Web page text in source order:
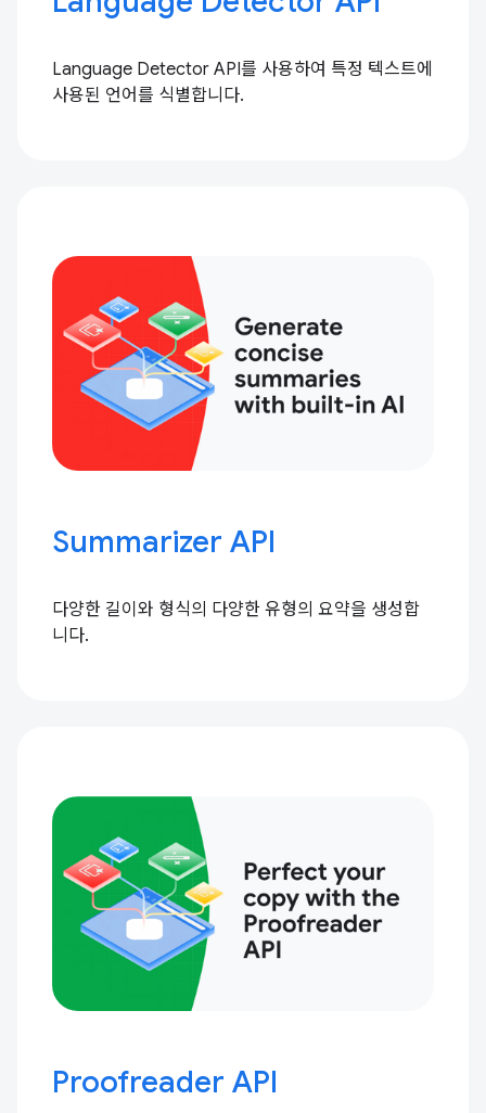
Language Detector API를 사용하여 특정 텍스트에
사용된 언어를 식별합니다.
Summarizer API
다양한 길이와 형식의 다양한 유형의 요약을 생성합
니다.
Proofreader API